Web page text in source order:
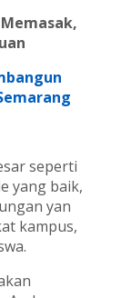
seperti
yang baik,
yan
kampus,